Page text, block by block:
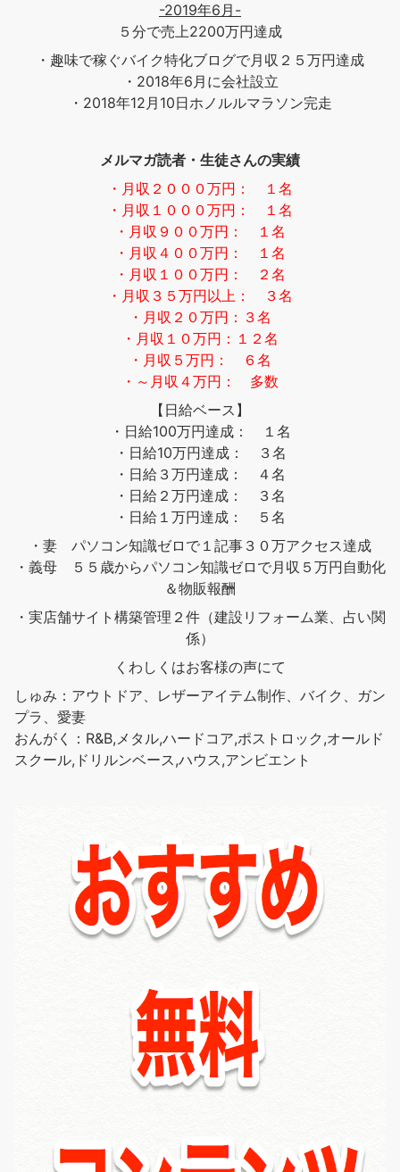
-2019年6月-
５分で売上2200万円達成
・趣味で稼ぐバイク特化ブログで月収２５万円達成
・2018年6月に会社設立
・2018年12月10日ホノルルマラソン完走
メルマガ読者・生徒さんの実績
・月収２０００万円： １名
・月収１０００万円： １名
・月収９００万円： １名
・月収４００万円： １名
・月収１００万円： ２名
・月収３５万円以上： ３名
・月収２０万円：３名
・月収１０万円：１２名
・月収５万円： ６名
・～月収４万円： 多数
【日給ベース】
・日給100万円達成： １名
・日給10万円達成： ３名
・日給３万円達成： ４名
・日給２万円達成： ３名
・日給１万円達成： ５名
・妻 パソコン知識ゼロで１記事３０万アクセス達成
・義母 ５５歳からパソコン知識ゼロで月収５万円自動化
＆物販報酬
・実店舗サイト構築管理２件（建設リフォーム業、占い関
係）
くわしくはお客様の声にて
しゅみ：アウトドア、レザーアイテム制作、バイク、ガン
プラ、愛妻
おんがく：R&B,メタル,ハードコア,ポストロック,オールド
スクール,ドリルンベース,ハウス,アンビエント